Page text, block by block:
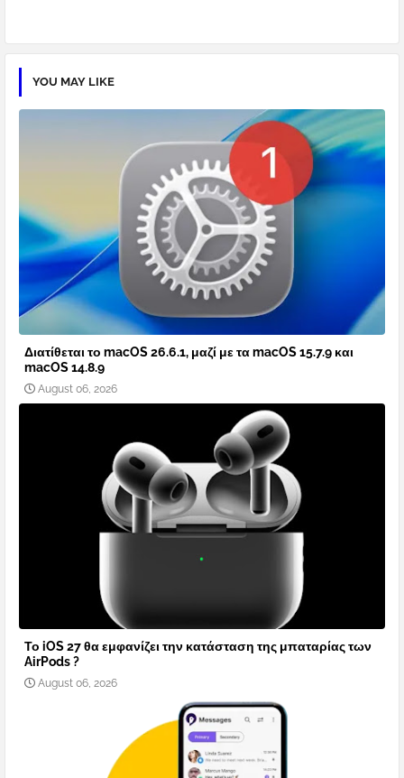
YOU MAY LIKE
Διατίθεται το macOS 26.6.1, μαζί με τα macOS 15.7.9 και
macOS 14.8.9
August 06, 2026
Το iOS 27 θα εμφανίζει την κατάσταση της μπαταρίας των
AirPods ?
August 06, 2026